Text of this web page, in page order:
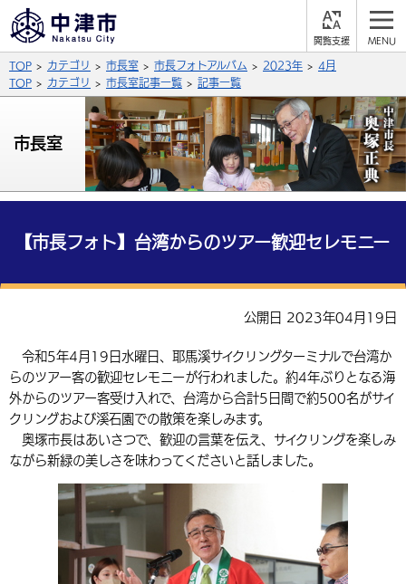
支
背景色
青 白
文字の大きさ
拡大 標準 縮小
言語を選択
英語（English） 中国語（簡体字）
中国語（繁体字） 韓国語（한국어）
公式SNS
X (Twitter) YouTube
サイト内検索
総合メニュー
保険・年金
福祉・介護 健康・予防
住宅・インフラ
環境・衛生 生涯学習・スポーツ・人権
選挙 外国人の方向け情報
入札・契約 産業・雇用
農林水産業 税金
都市整備
子育て・教育
施設情報 子どもを預ける
手当・助成 健康・医療
相談・支援・情報 計画・施策
観光・移住
観光なび スポットを探す
遊ぶ・体験する グルメ・食べる
買う・おみやげ
移住・定住
市政情報
中津市について 市役所の紹介
地方創生・地域活性化
行政・計画
TOP カテゴリ 市長室 市長フォトアルバム 2023年
4月
TOP
カテゴリ 市長室記事一覧 記事一覧
市長室
【市長フォト】台湾からのツアー歓迎セレモニー
公開日 2023年04月19日
令和5年4月19日水曜日、耶馬溪サイクリングターミナルで台湾か
らのツアー客の歓迎セレモニーが行われました。約4年ぶりとなる海
外からのツアー客受け入れで、台湾から合計5日間で約500名がサイ
クリングおよび溪石園での散策を楽しみます。
奥塚市長はあいさつで、歓迎の言葉を伝え、サイクリングを楽しみ
ながら新緑の美しさを味わってくださいと話しました。